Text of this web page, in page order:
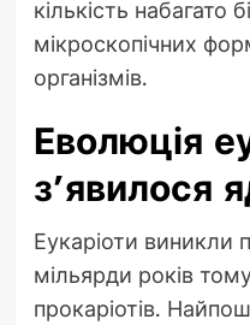
кількість
мікроскопічних
організмів.
Еволюція
з’явилося
Еукаріоти виникли
мільярди років
прокаріотів.